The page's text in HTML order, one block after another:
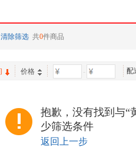
清除筛选 共0件商品
价格 - 配
抱歉，没有找到与“
少筛选条件
返回上一步